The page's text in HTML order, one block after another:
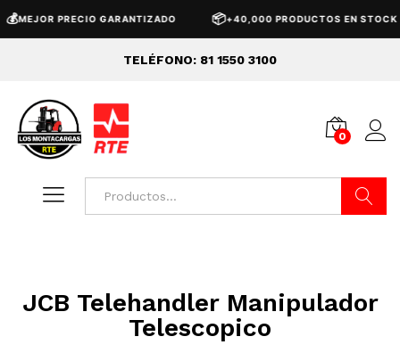
MEJOR PRECIO GARANTIZADO 📦+40,000 PRODUCTOS EN STOCK
TELÉFONO: 81 1550 3100
0
JCB Telehandler Manipulador
Telescopico